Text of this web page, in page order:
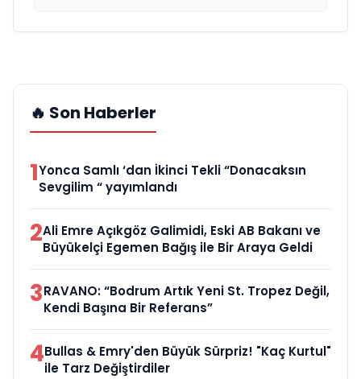
🔥 Son Haberler
1Yonca Samlı ‘dan İkinci Tekli “Donacaksın
Sevgilim “ yayımlandı
2Ali Emre Açıkgöz Galimidi, Eski AB Bakanı ve
Büyükelçi Egemen Bağış ile Bir Araya Geldi
3RAVANO: “Bodrum Artık Yeni St. Tropez Değil,
Kendi Başına Bir Referans”
4Bullas & Emry'den Büyük Sürpriz! "Kaç Kurtul"
ile Tarz Değiştirdiler